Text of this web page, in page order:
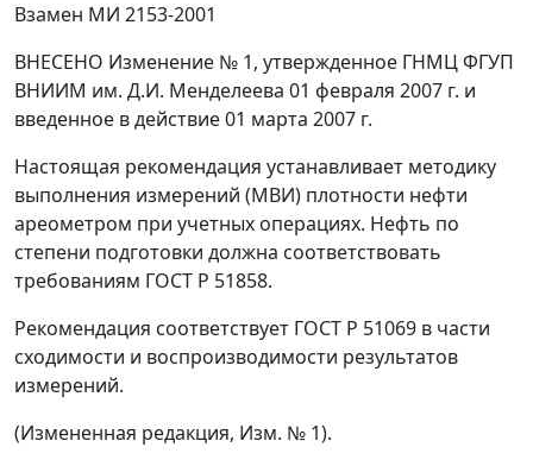
Взамен МИ 2153-2001
ВНЕСЕНО Изменение № 1, утвержденное ГНМЦ ФГУП
ВНИИМ им. Д.И. Менделеева 01 февраля 2007 г. и
введенное в действие 01 марта 2007 г.
Настоящая рекомендация устанавливает методику
выполнения измерений (МВИ) плотности нефти
ареометром при учетных операциях. Нефть по
степени подготовки должна соответствовать
требованиям ГОСТ Р 51858.
Рекомендация соответствует ГОСТ Р 51069 в части
сходимости и воспроизводимости результатов
измерений.
(Измененная редакция, Изм. № 1).